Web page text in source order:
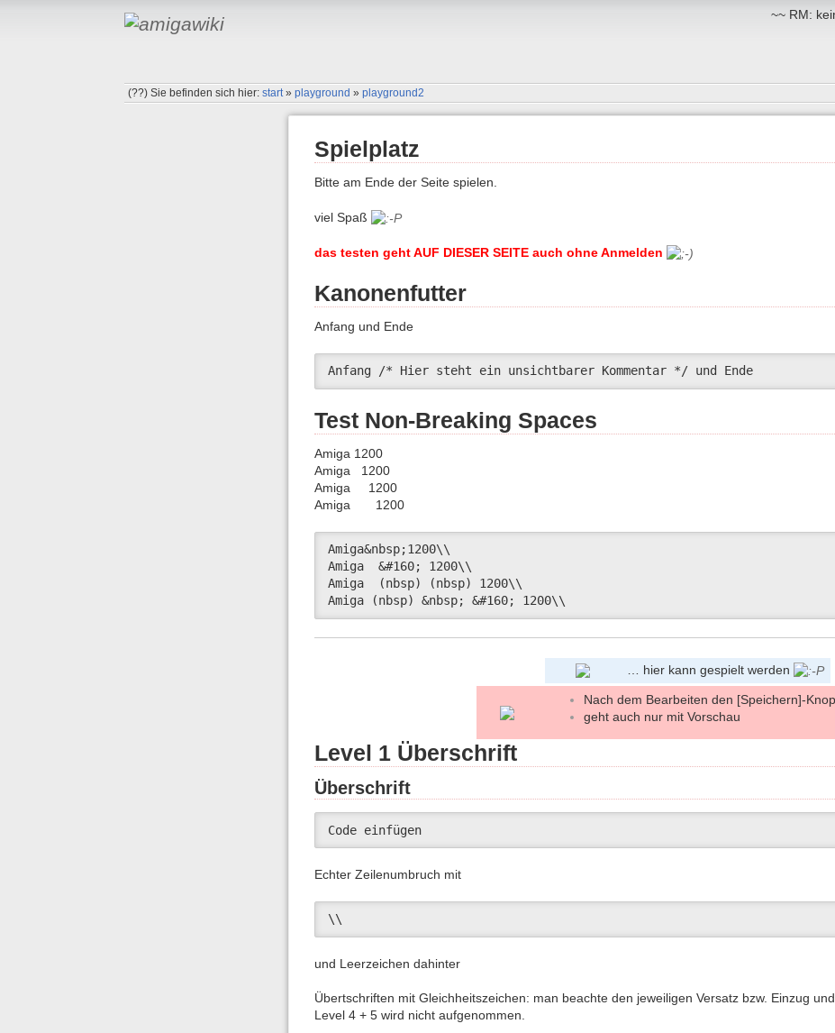
~~ RM:
(??)Sie befinden sich hier:start»playground »playground2
Spielplatz
Bitte am Ende der Seite spielen.
viel Spaß
das testen geht AUF DIESER SEITE auch ohne Anmelden
Kanonenfutter
Anfang und Ende
Anfang /* Hier steht ein unsichtbarer Kommentar */ und Ende
Test Non-Breaking Spaces
Amiga 1200
Amiga 1200
Amiga 1200
Amiga 1200
Amiga&nbsp;1200\\
Amiga  &#160; 1200\\
Amiga  (nbsp) (nbsp) 1200\\
Amiga (nbsp) &nbsp; &#160; 1200\\
… hier kann gespielt werden
Nach dem Bearbeiten den [Speichern]-
geht auch nur mit Vorschau
Level 1 Überschrift
Überschrift
Code einfügen
Echter Zeilenumbruch mit
\\
und Leerzeichen dahinter
Übertschriften mit Gleichheitszeichen: man beachte den jeweiligen Versatz bzw. Einzug
Level 4 + 5 wird nicht aufgenommen.